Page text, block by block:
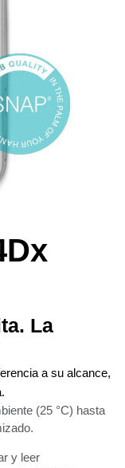
La
a su alcance,
(25 °C) hasta
y leer